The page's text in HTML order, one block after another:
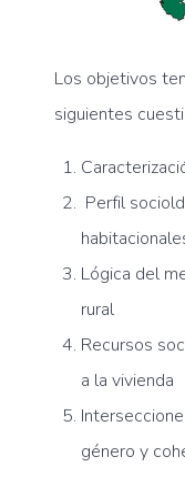
Los objetivos
siguientes
Perfil
Lógica del
rural
Recursos
a la vivienda
género y